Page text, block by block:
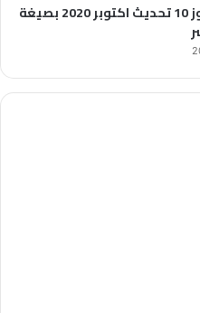
تحميل ويندوز 10 تحديث اكتوبر 2020 بصيغة